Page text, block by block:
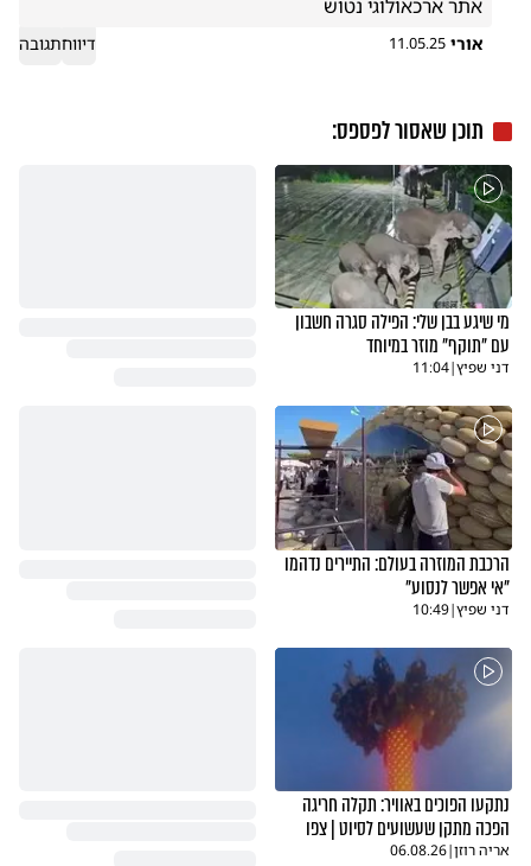
אתר ארכאולוגי נטוש
אורי 11.05.25 דיווחתגובה
תוכן שאסור לפספס:
מי שיגע בבן שלי: הפילה סגרה חשבון
עם "תוקף" מוזר במיוחד
דני שפיץ|
11:04
הרכבת המוזרה בעולם: התיירים נדהמו
"אי אפשר לנסוע"
דני שפיץ|
10:49
נתקעו הפוכים באוויר: תקלה חריגה
הפכה מתקן שעשועים לסיוט | צפו
אריה רוזן|
06.08.26